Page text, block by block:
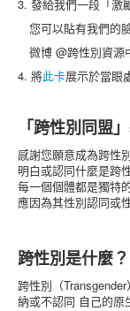
中國大陸專區
「跨樂園」交友平
3. 發給我們一段「激
您可以貼有我們的
微博 @跨性別資源
4. 將此卡展示於當眼
「跨性別同盟
感謝您願意成為跨性
明白或認同什麼是跨
每一個個體都是獨特
應因為其性別認同或
跨性別是什麼？
跨性別（
納或不認同 自己的原